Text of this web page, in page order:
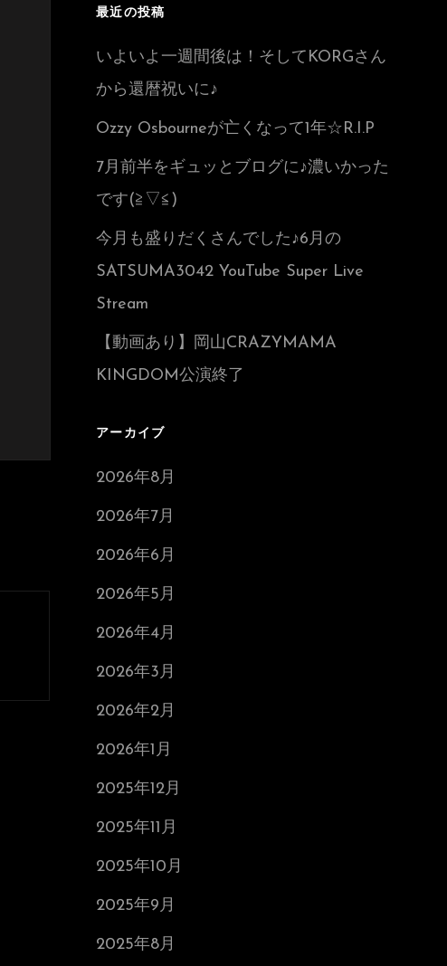
最近の投稿
いよいよ一週間後は！そしてKORGさん
から還暦祝いに♪
Ozzy Osbourneが亡くなって1年☆R.I.P
7月前半をギュッとブログに♪濃いかった
です(≧▽≦)
今月も盛りだくさんでした♪6月の
SATSUMA3042 YouTube Super Live
Stream
【動画あり】岡山CRAZYMAMA
KINGDOM公演終了
アーカイブ
2026年8月
2026年7月
2026年6月
2026年5月
2026年4月
2026年3月
2026年2月
2026年1月
2025年12月
2025年11月
2025年10月
2025年9月
2025年8月